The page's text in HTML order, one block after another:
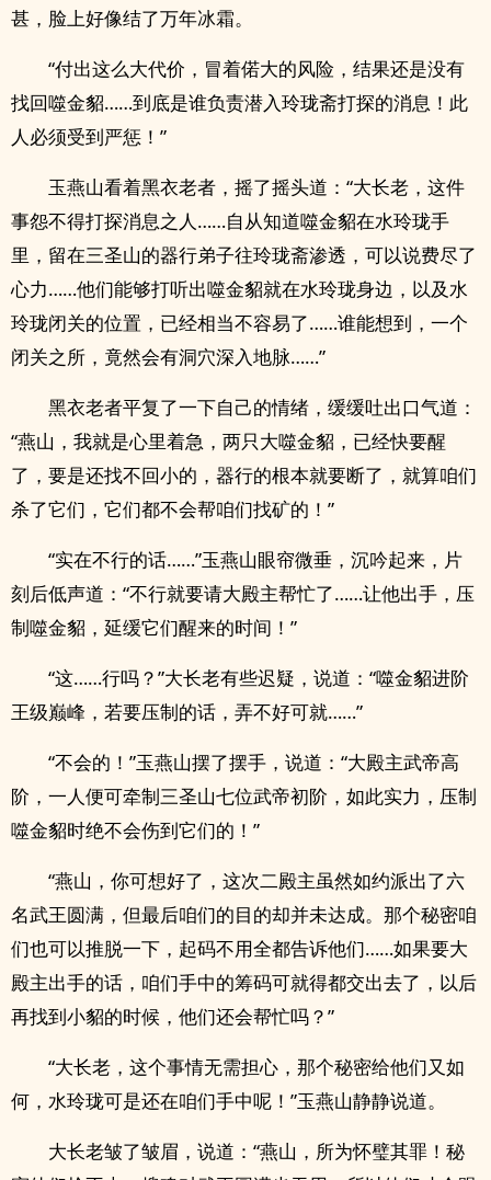
甚，脸上好像结了万年冰霜。
“付出这么大代价，冒着偌大的风险，结果还是没有
找回噬金貂……到底是谁负责潜入玲珑斋打探的消息！此
人必须受到严惩！”
玉燕山看着黑衣老者，摇了摇头道：“大长老，这件
事怨不得打探消息之人……自从知道噬金貂在水玲珑手
里，留在三圣山的器行弟子往玲珑斋渗透，可以说费尽了
心力……他们能够打听出噬金貂就在水玲珑身边，以及水
玲珑闭关的位置，已经相当不容易了……谁能想到，一个
闭关之所，竟然会有洞穴深入地脉……”
黑衣老者平复了一下自己的情绪，缓缓吐出口气道：
“燕山，我就是心里着急，两只大噬金貂，已经快要醒
了，要是还找不回小的，器行的根本就要断了，就算咱们
杀了它们，它们都不会帮咱们找矿的！”
“实在不行的话……”玉燕山眼帘微垂，沉吟起来，片
刻后低声道：“不行就要请大殿主帮忙了……让他出手，压
制噬金貂，延缓它们醒来的时间！”
“这……行吗？”大长老有些迟疑，说道：“噬金貂进阶
王级巅峰，若要压制的话，弄不好可就……”
“不会的！”玉燕山摆了摆手，说道：“大殿主武帝高
阶，一人便可牵制三圣山七位武帝初阶，如此实力，压制
噬金貂时绝不会伤到它们的！”
“燕山，你可想好了，这次二殿主虽然如约派出了六
名武王圆满，但最后咱们的目的却并未达成。那个秘密咱
们也可以推脱一下，起码不用全都告诉他们……如果要大
殿主出手的话，咱们手中的筹码可就得都交出去了，以后
再找到小貂的时候，他们还会帮忙吗？”
“大长老，这个事情无需担心，那个秘密给他们又如
何，水玲珑可是还在咱们手中呢！”玉燕山静静说道。
大长老皱了皱眉，说道：“燕山，所为怀璧其罪！秘